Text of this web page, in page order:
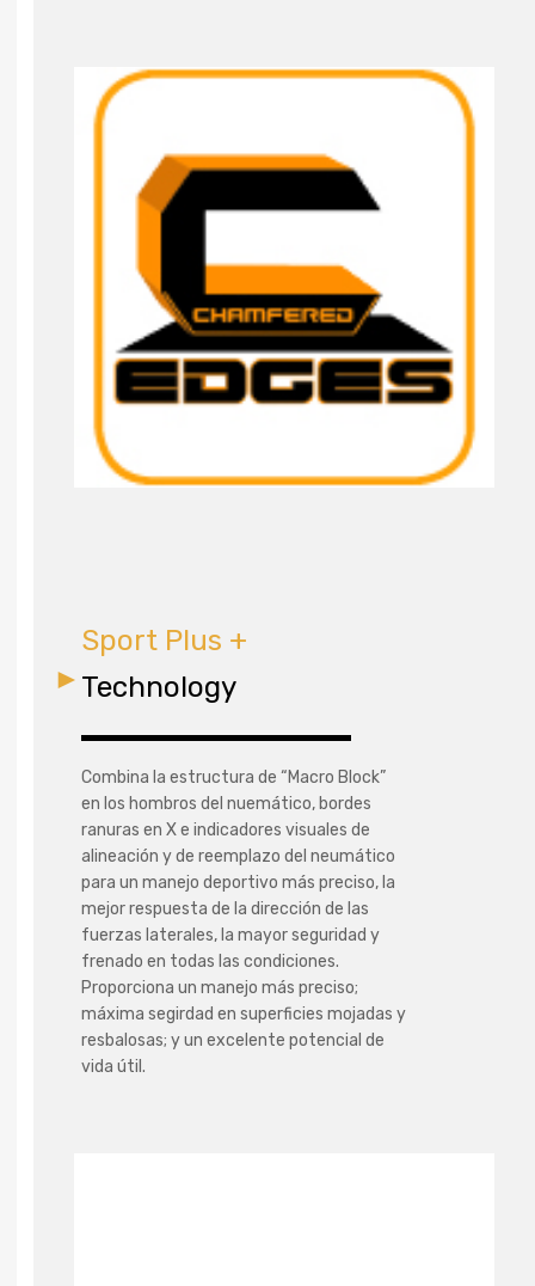
Sport Plus +
Technology
Combina la estructura de “Macro Block”
en los hombros del nuemático, bordes
ranuras en X e indicadores visuales de
alineación y de reemplazo del neumático
para un manejo deportivo más preciso, la
mejor respuesta de la dirección de las
fuerzas laterales, la mayor seguridad y
frenado en todas las condiciones.
Proporciona un manejo más preciso;
máxima segirdad en superficies mojadas y
resbalosas; y un excelente potencial de
vida útil.